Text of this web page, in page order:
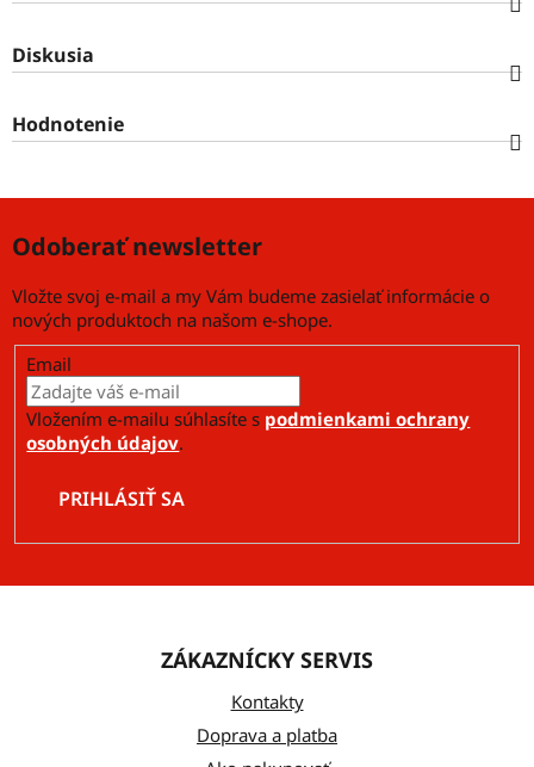
Diskusia
Hodnotenie
Odoberať newsletter
Vložte svoj e-mail a my Vám budeme zasielať informácie o
nových produktoch na našom e-shope.
Email
Vložením e-mailu súhlasíte s podmienkami ochrany
osobných údajov.
PRIHLÁSIŤ SA
ZÁKAZNÍCKY SERVIS
Kontakty
Doprava a platba